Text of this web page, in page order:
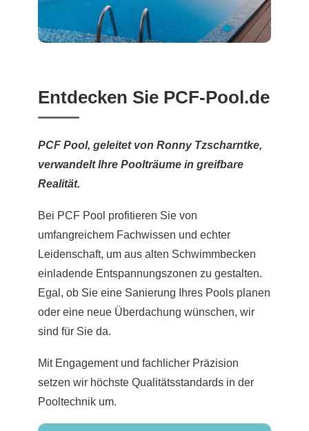
Entdecken Sie PCF-Pool.de
PCF Pool, geleitet von Ronny Tzscharntke,
verwandelt Ihre Poolträume in greifbare
Realität.
Bei PCF Pool profitieren Sie von
umfangreichem Fachwissen und echter
Leidenschaft, um aus alten Schwimmbecken
einladende Entspannungszonen zu gestalten.
Egal, ob Sie eine Sanierung Ihres Pools planen
oder eine neue Überdachung wünschen, wir
sind für Sie da.
Mit Engagement und fachlicher Präzision
setzen wir höchste Qualitätsstandards in der
Pooltechnik um.